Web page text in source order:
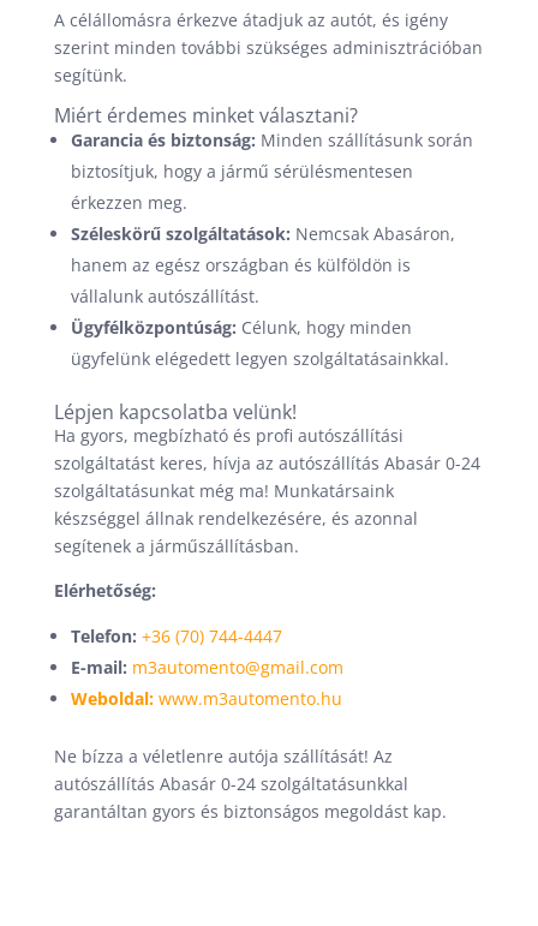
A célállomásra érkezve átadjuk az autót, és igény
szerint minden további szükséges adminisztrációban
segítünk.
Miért érdemes minket választani?
Garancia és biztonság: Minden szállításunk során
biztosítjuk, hogy a jármű sérülésmentesen
érkezzen meg.
Széleskörű szolgáltatások: Nemcsak Abasáron,
hanem az egész országban és külföldön is
vállalunk autószállítást.
Ügyfélközpontúság: Célunk, hogy minden
ügyfelünk elégedett legyen szolgáltatásainkkal.
Lépjen kapcsolatba velünk!
Ha gyors, megbízható és profi autószállítási
szolgáltatást keres, hívja az autószállítás Abasár 0-24
szolgáltatásunkat még ma! Munkatársaink
készséggel állnak rendelkezésére, és azonnal
segítenek a járműszállításban.
Elérhetőség:
Telefon: +36 (70) 744-4447
E-mail: m3automento@gmail.com
Weboldal:www.m3automento.hu
Ne bízza a véletlenre autója szállítását! Az
autószállítás Abasár 0-24 szolgáltatásunkkal
garantáltan gyors és biztonságos megoldást kap.